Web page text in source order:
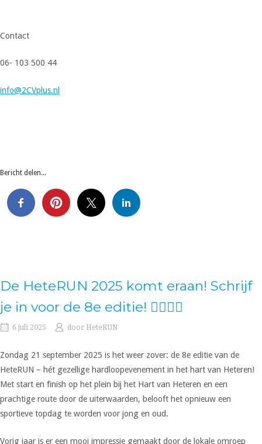
Contact
06- 103 500 44
info@2CVplus.nl
Bericht delen...
De HeteRUN 2025 komt eraan! Schrijf
je in voor de 8e editie! 🏃‍♀️🏃‍♂️
6 juli 2025 door HeteRUN
Zondag 21 september 2025 is het weer zover: de 8e editie van de
HeteRUN – hét gezellige hardloopevenement in het hart van Heteren!
Met start en finish op het plein bij het Hart van Heteren en een
prachtige route door de uiterwaarden, belooft het opnieuw een
sportieve topdag te worden voor jong en oud.
Vorig jaar is er een mooi impressie gemaakt door de lokale omroep